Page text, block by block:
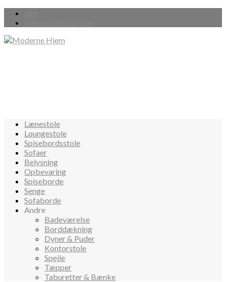
Lænestole
Loungestole
Spisebordsstole
Sofaer
Belysning
Opbevaring
Spiseborde
Senge
Sofaborde
Andre
Badeværelse
Borddækning
Dyner & Puder
Kontorstole
Spejle
Tæpper
Taburetter & Bænke